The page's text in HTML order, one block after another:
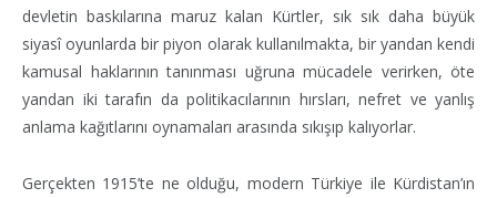
devletin baskılarına maruz kalan Kürtler, sık sık daha büyük
siyasî oyunlarda bir piyon olarak kullanılmakta, bir yandan kendi
kamusal haklarının tanınması uğruna mücadele verirken, öte
yandan iki tarafın da politikacılarının hırsları, nefret ve yanlış
anlama kağıtlarını oynamaları arasında sıkışıp kalıyorlar.
Gerçekten 1915’te ne olduğu, modern Türkiye ile Kürdistan’ın